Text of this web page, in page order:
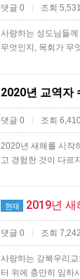
댓글 0 | 조회 5,531
사랑하는 성도님들
무엇인지, 목회가 무
2020년 교역자
댓글 0 | 조회
​2020년 새해를 시작
고 경험한 것이 다르
현재 2019년 새
댓글 0 | 조회 7,242
사랑하는 강북우리
터 위에 충만히 임하